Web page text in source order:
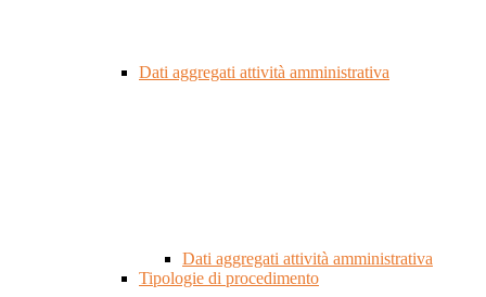
Dati aggregati attività amministrativa
Dati aggregati attività amministrativa
Tipologie di procedimento